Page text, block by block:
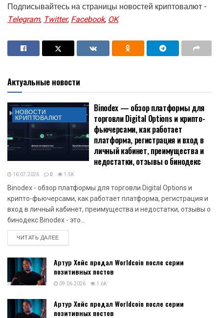
Подписывайтесь на страницы новостей криптовалют -
Telegram,Twitter,Facebook,OK
Актуальные новости
НОВОСТИ
КРИПТОВАЛЮТ
Binodex — обзор платформы для
торговли Digital Options и крипто-
фьючерсами, как работает
платформа, регистрация и вход в
личный кабинет, преимущества и
недостатки, отзывы о бинодекс
16.07.2026 0 1.5K
Binodex - обзор платформы для торговли Digital Options и
крипто-фьючерсами, как работает платформа, регистрация и
вход в личный кабинет, преимущества и недостатки, отзывы о
бинодекс Binodex - это...
ЧИТАТЬ ДАЛЕЕDETAILS
Артур Хейс продал Worldcoin после серии
позитивных постов
09.06.2026 1.6K
Артур Хейс продал Worldcoin после серии
позитивных постов